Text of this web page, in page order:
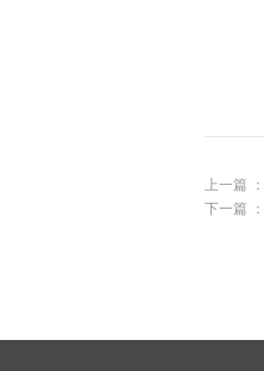
上一篇 ：
下一篇 ：